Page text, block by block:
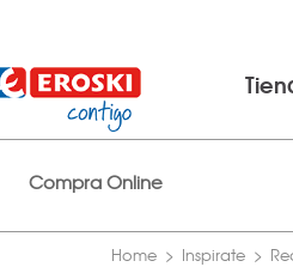
Compra Online
Home Inspirate